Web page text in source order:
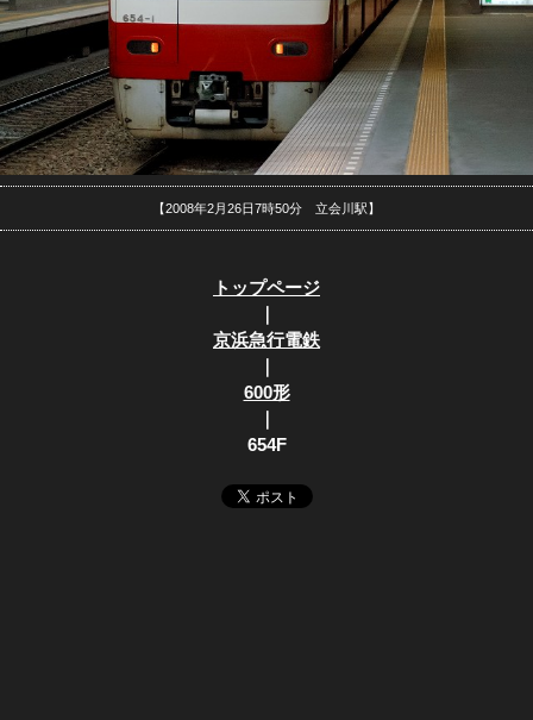
【2008年2月26日7時50分 立会川駅】
トップページ
｜
京浜急行電鉄
｜
600形
｜
654F